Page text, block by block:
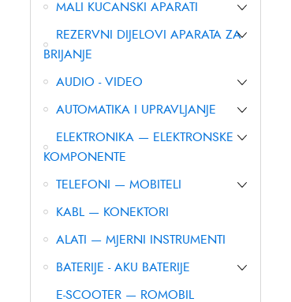
MALI KUCANSKI APARATI
REZERVNI DIJELOVI APARATA ZA
BRIJANJE
AUDIO - VIDEO
AUTOMATIKA I UPRAVLJANJE
ELEKTRONIKA — ELEKTRONSKE
KOMPONENTE
TELEFONI — MOBITELI
KABL — KONEKTORI
ALATI — MJERNI INSTRUMENTI
BATERIJE - AKU BATERIJE
E-SCOOTER — ROMOBIL